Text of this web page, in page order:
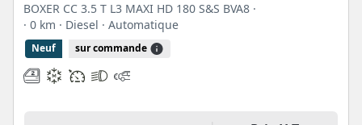
BOXER CC 3.5 T L3 MAXI HD 180 S&S BVA8 ·
· 0 km · Diesel · Automatique
Neuf sur commande